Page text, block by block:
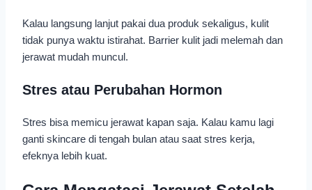
Kalau langsung lanjut pakai dua produk sekaligus, kulit
tidak punya waktu istirahat. Barrier kulit jadi melemah dan
jerawat mudah muncul.
Stres atau Perubahan Hormon
Stres bisa memicu jerawat kapan saja. Kalau kamu lagi
ganti skincare di tengah bulan atau saat stres kerja,
efeknya lebih kuat.